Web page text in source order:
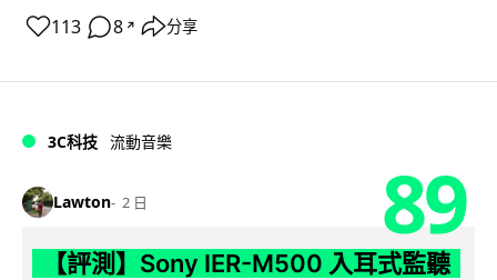
113 8 ↗ 分享
3C科技 流動音樂
Lawton 2 日 89
【評測】Sony IER-M500 入耳式監聽